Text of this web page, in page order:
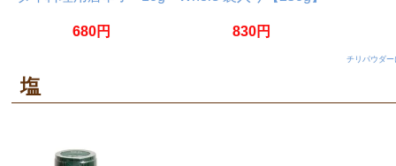
680円 830円
チリパウダ
塩